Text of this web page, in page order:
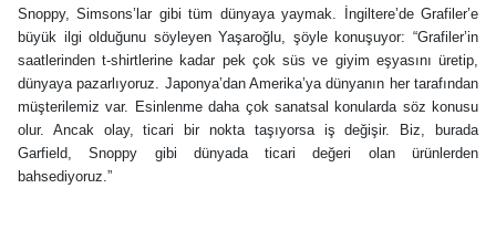
Snoppy, Simsons’lar gibi tüm dünyaya yaymak. İngiltere’de Grafiler’e
büyük ilgi olduğunu söyleyen Yaşaroğlu, şöyle konuşuyor: “Grafiler’in
saatlerinden t-shirtlerine kadar pek çok süs ve giyim eşyasını üretip,
dünyaya pazarlıyoruz. Japonya’dan Amerika’ya dünyanın her tarafından
müşterilemiz var. Esinlenme daha çok sanatsal konularda söz konusu
olur. Ancak olay, ticari bir nokta taşıyorsa iş değişir. Biz, burada
Garfield, Snoppy gibi dünyada ticari değeri olan ürünlerden
bahsediyoruz.”